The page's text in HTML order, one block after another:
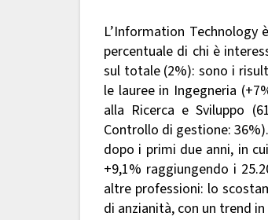
L’Information
percentuale di chi è
sul totale (2%): sono i
le lauree in Ingegneria
alla Ricerca e Sviluppo
Controllo di gestione:
dopo i primi due anni, in
+9,1% raggiungendo i
altre professioni: lo
di anzianità, con un trend